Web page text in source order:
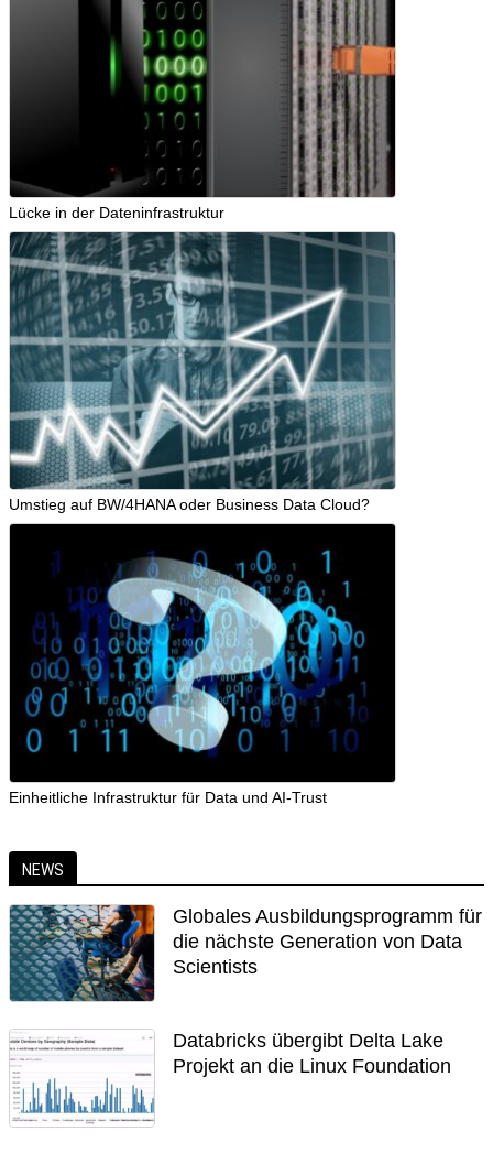
Lücke in der Dateninfrastruktur
Umstieg auf BW/4HANA oder Business Data Cloud?
Einheitliche Infrastruktur für Data und AI-Trust
NEWS
Globales Ausbildungsprogramm für
die nächste Generation von Data
Scientists
Databricks übergibt Delta Lake
Projekt an die Linux Foundation